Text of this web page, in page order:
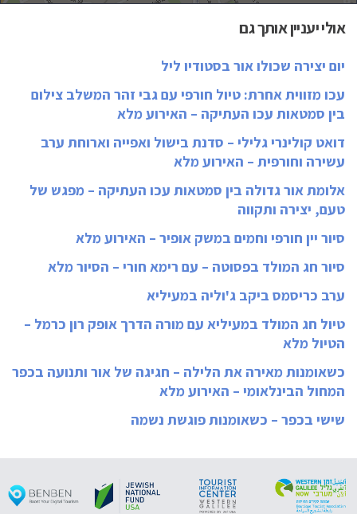
אולי יעניין אותך גם
יום יצירה שכולו אור בסטודיו ליל
עכו מזווית אחרת: טיול חורפי עם גבי זהר המשלב צילום
בין סמטאות עכו העתיקה – האירוע מלא
דואט קולינרי גלילי – סדנת בישול ואפייה וארוחת ערב
עשירה וחורפית – האירוע מלא
אלומת אור גדולה בין סמטאות עכו העתיקה – מפגש של
טעם, יצירה ותקווה
סיור יין חורפי וחמים במשק אופיר – האירוע מלא
סיור חג המולד בפסוטה – עם רימא חורי – הסיור מלא
ערב כריסמס ביקב ג'וליה במעיליא
טיול חג המולד במעיליא עם מורה הדרך אופק רון כרמל –
הטיול מלא
כשאומנות מאירה את הלילה – חגיגה של אור ותנועה בכפר
המחול הבינלאומי – האירוע מלא
שישי בכפר – כשאומנות פוגשת נשמה